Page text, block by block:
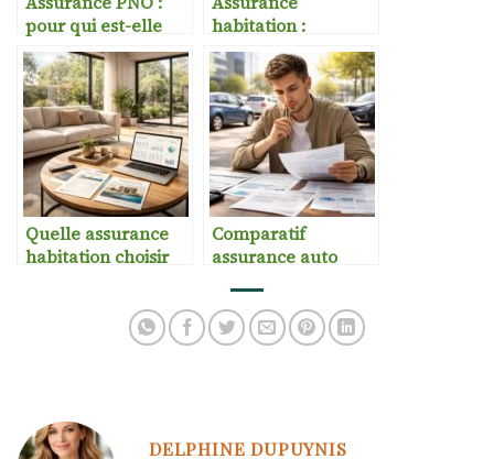
pour qui est-elle
obligatoire ?
habitation :
franchise et
garanties
expliquées
Quelle assurance
habitation choisir
Comparatif
assurance auto
DELPHINE DUPUYNIS